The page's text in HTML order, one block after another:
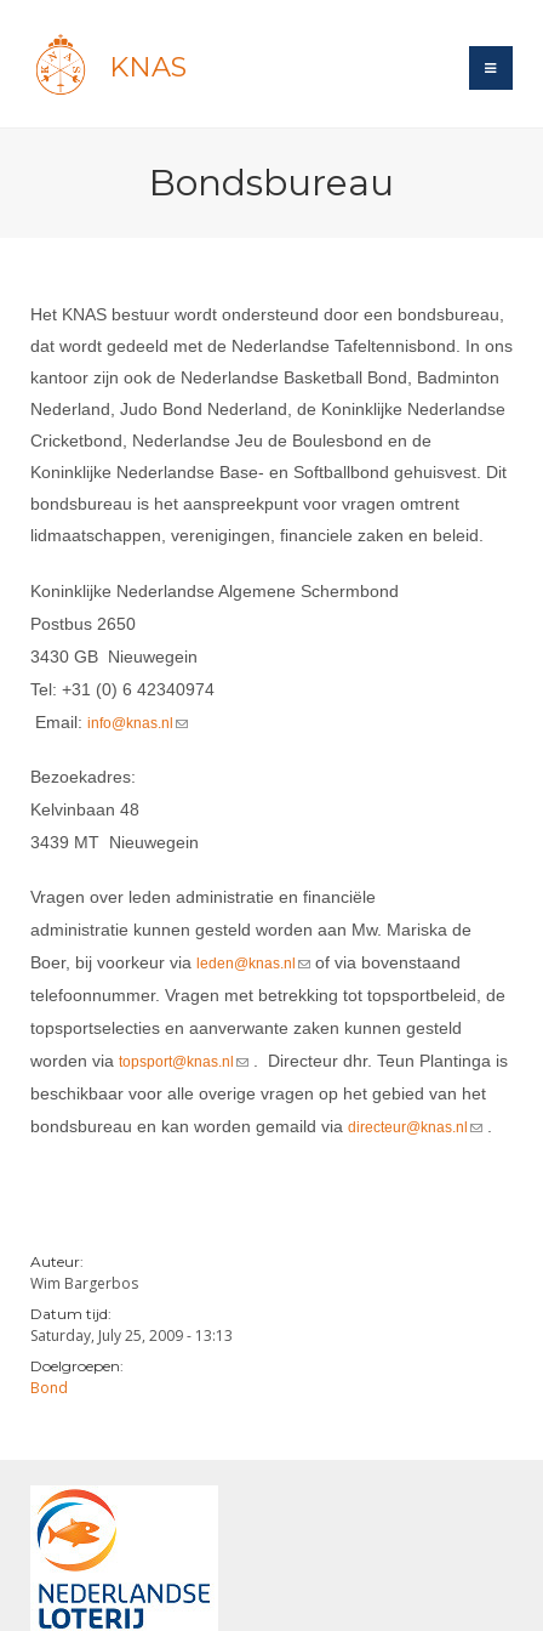
KNAS
Forums
Maandelijks archief
Evenement
Gebruiksvoorwaarden
Historie
Lidmaatschap
Tarieven
Reglementen
Ledencijfers
Sponsors en Partners
Commissies
Ereleden
Vacatures
Bondsbureau
Contact
Medewerkers
Formulieren
Alle Verenigingen
Nieuws
Oprichting Vereniging
Overschrijven leden
Introductie
Recreatiesport
Veteranen
Lichtzwaardschermen
Wedstrijdsport
Inschrijven
Reglementen
KNAS Keurmerk
JPT
JEC
Veteranenwedstrijden
Scheidsrechterslijst
Import inschrijvingen uit Nahouw
Verwerk wedstrijduitslagen
Geschiedenis van het schermen
Wat is topsport
NK's
Oranje
DBT
FBT
SBT
Talentontwikkeling
Internationale Titeltoernooien
Internationale aanmeldingen
Informatie
Voor de jeugd
Spreekbeurtpakket
Ouders en vereniging
Jeugdkampen
Brassardsysteem
Voor coaches en leraren
Nieuws
Nationale opleidingen
Internationale opleidingen
Voor scheidsrechters
Nieuws
Scheidsrechterslijst
Scheidsrechter Documentatie
Infotheek
Bibliotheek
Touché
Forums
Forums
Schermforum
Zoek Vereniging
Contact
Bondsbureau
Het KNAS bestuur wordt ondersteund door een bondsbureau,
dat wordt gedeeld met de Nederlandse Tafeltennisbond. In ons
kantoor zijn ook de Nederlandse Basketball Bond, Badminton
Nederland, Judo Bond Nederland, de Koninklijke Nederlandse
Cricketbond, Nederlandse Jeu de Boulesbond en de
Koninklijke Nederlandse Base- en Softballbond gehuisvest. Dit
bondsbureau is het aanspreekpunt voor vragen omtrent
lidmaatschappen, verenigingen, financiele zaken en beleid.
Koninklijke Nederlandse Algemene Schermbond
Postbus 2650
3430 GB Nieuwegein
Tel: +31 (0) 6 42340974
Email: info@knas.nl (link sends e-mail)
Bezoekadres:
Kelvinbaan 48
3439 MT Nieuwegein
Vragen over leden administratie en financiële
administratie kunnen gesteld worden aan Mw. Mariska de
Boer, bij voorkeur via leden@knas.nl (link sends e-mail)
of via bovenstaand
telefoonnummer. Vragen met betrekking tot topsportbeleid, de
topsportselecties en aanverwante zaken kunnen gesteld
worden via topsport@knas.nl (link sends e-mail)
. Directeur dhr. Teun Plantinga is
beschikbaar voor alle overige vragen op het gebied van het
bondsbureau en kan worden gemaild via directeur@knas.nl (link sends
Auteur:
Wim Bargerbos
Datum tijd:
Saturday, July 25, 2009 - 13:13
Doelgroepen:
Bond